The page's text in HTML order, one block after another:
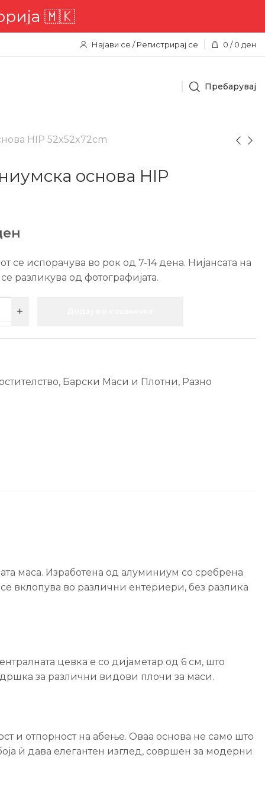
🇲🇰
Најави се / Регистрирај се 0 / 0 ден
Пребарувај
HIP 52x52x72cm
основа HIP
се испорачува во рок од 7-14 дена. Нијансата на
разликува од фотографијата.
, Барски Маси и Плотни, Разно
маса. Изработена од алуминиум со сребрена
се вклопува во различни ентериери, без разлика
цевка е со дијаметар од 6 см, што
за различни видови плочи за маси.
и отпорност на абење. Оваа основа не само што
ѝ дава елегантен изглед, совршен за модерни